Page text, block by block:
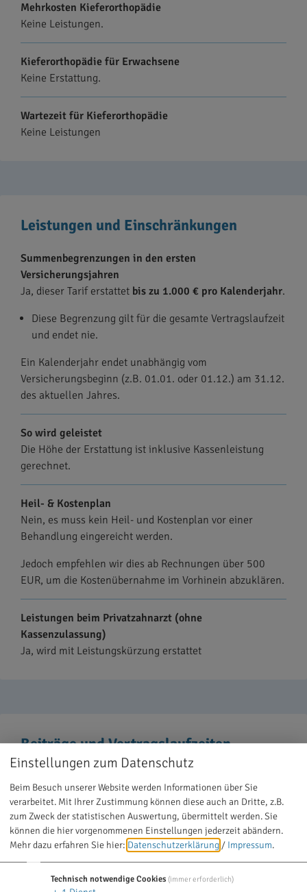
Mehrkosten Kieferorthopädie
Keine Leistungen.
Kieferorthopädie für Erwachsene
Keine Erstattung.
Wartezeit für Kieferorthopädie
Keine Leistungen
Leistungen und Einschränkungen
Summenbegrenzungen in den ersten
Versicherungsjahren
Ja, dieser Tarif erstattet bis zu 1.000 € pro Kalenderjahr.
Diese Begrenzung gilt für die gesamte Vertragslaufzeit
und endet nie.
Ein Kalenderjahr endet unabhängig vom
Versicherungsbeginn (z.B. 01.01. oder 01.12.) am 31.12.
des aktuellen Jahres.
So wird geleistet
Die Höhe der Erstattung ist inklusive Kassenleistung
gerechnet.
Heil- & Kostenplan
Nein, es muss kein Heil- und Kostenplan vor einer
Behandlung eingereicht werden.
Jedoch empfehlen wir dies ab Rechnungen über 500
EUR, um die Kostenübernahme im Vorhinein abzuklären.
Leistungen beim Privatzahnarzt (ohne
Kassenzulassung)
Ja, wird mit Leistungskürzung erstattet
Beiträge und Vertragslaufzeiten
2 Kalenderjahre
Kündigungsfrist
3 Monate vor Ablauf der Mindestvertragslaufzeit kündbar
Bildet der Tarif Altersrückstellungen
Einstellungen zum Datenschutz
Beim Besuch unserer Website werden Informationen über Sie
verarbeitet. Mit Ihrer Zustimmung können diese auch an Dritte, z.B.
zum Zweck der statistischen Auswertung, übermittelt werden. Sie
können die hier vorgenommenen Einstellungen jederzeit abändern.
Mehr dazu erfahren Sie hier: Datenschutzerklärung / Impressum.
Technisch notwendige Cookies (immer erforderlich)